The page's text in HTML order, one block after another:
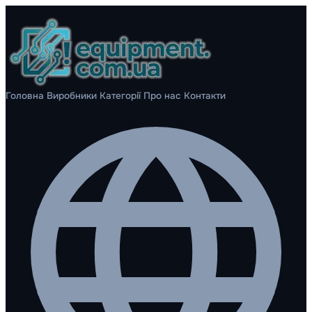
Головна Виробники Категорії Про нас Контакти